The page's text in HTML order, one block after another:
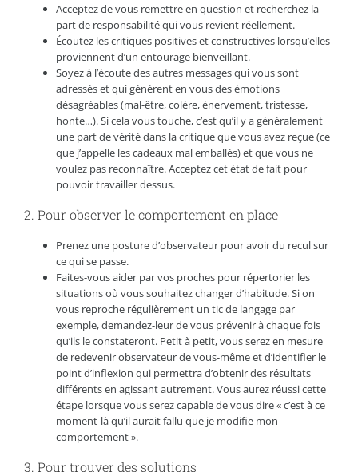
Acceptez de vous remettre en question et recherchez la
part de responsabilité qui vous revient réellement.
Écoutez les critiques positives et constructives lorsqu’elles
proviennent d’un entourage bienveillant.
Soyez à l’écoute des autres messages qui vous sont
adressés et qui génèrent en vous des émotions
désagréables (mal-être, colère, énervement, tristesse,
honte…). Si cela vous touche, c’est qu’il y a généralement
une part de vérité dans la critique que vous avez reçue (ce
que j’appelle les cadeaux mal emballés) et que vous ne
voulez pas reconnaître. Acceptez cet état de fait pour
pouvoir travailler dessus.
2. Pour observer le comportement en place
Prenez une posture d’observateur pour avoir du recul sur
ce qui se passe.
Faites-vous aider par vos proches pour répertorier les
situations où vous souhaitez changer d’habitude. Si on
vous reproche régulièrement un tic de langage par
exemple, demandez-leur de vous prévenir à chaque fois
qu’ils le constateront. Petit à petit, vous serez en mesure
de redevenir observateur de vous-même et d’identifier le
point d’inflexion qui permettra d’obtenir des résultats
différents en agissant autrement. Vous aurez réussi cette
étape lorsque vous serez capable de vous dire « c’est à ce
moment-là qu’il aurait fallu que je modifie mon
comportement ».
3. Pour trouver des solutions